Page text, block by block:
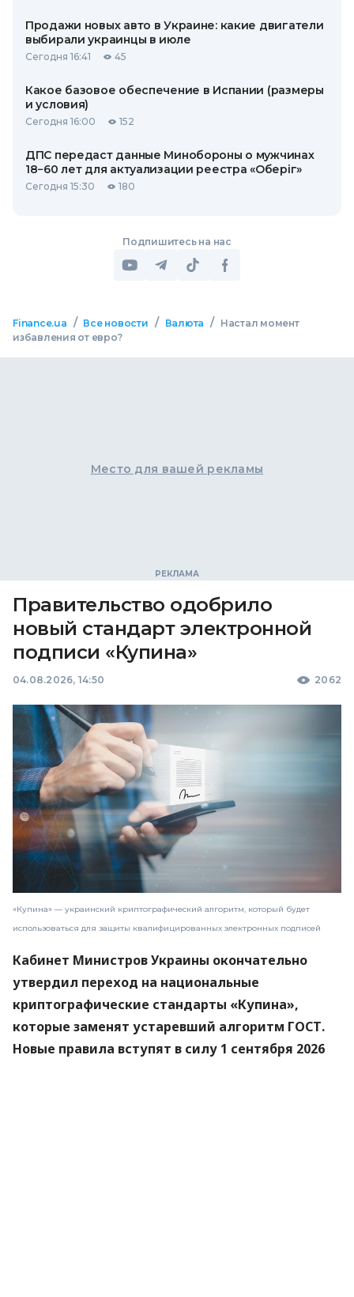
Продажи новых авто в Украине: какие двигатели
выбирали украинцы в июле
Сегодня 16:41 45
Какое базовое обеспечение в Испании (размеры
и условия)
Сегодня 16:00 152
ДПС передаст данные Минобороны о мужчинах
18−60 лет для актуализации реестра «Оберіг»
Сегодня 15:30 180
Подпишитесь на нас
Finance.ua / Все новости / Валюта /
Настал момент
избавления от евро?
Место для вашей рекламы
Правительство одобрило
новый стандарт электронной
подписи «Купина»
04.08.2026, 14:50 2062
«Купина» — украинский криптографический алгоритм, который будет
использоваться для защиты квалифицированных электронных подписей
Кабинет Министров Украины окончательно
утвердил переход на национальные
криптографические стандарты «Купина»,
которые заменят устаревший алгоритм ГОСТ.
Новые правила вступят в силу 1 сентября 2026